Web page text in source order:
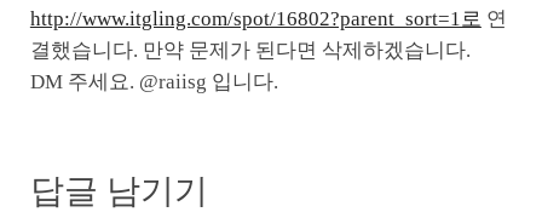
http://www.itgling.com/spot/16802?parent_sort=1로 연
결했습니다. 만약 문제가 된다면 삭제하겠습니다.
DM 주세요. @raiisg 입니다.
답글 남기기